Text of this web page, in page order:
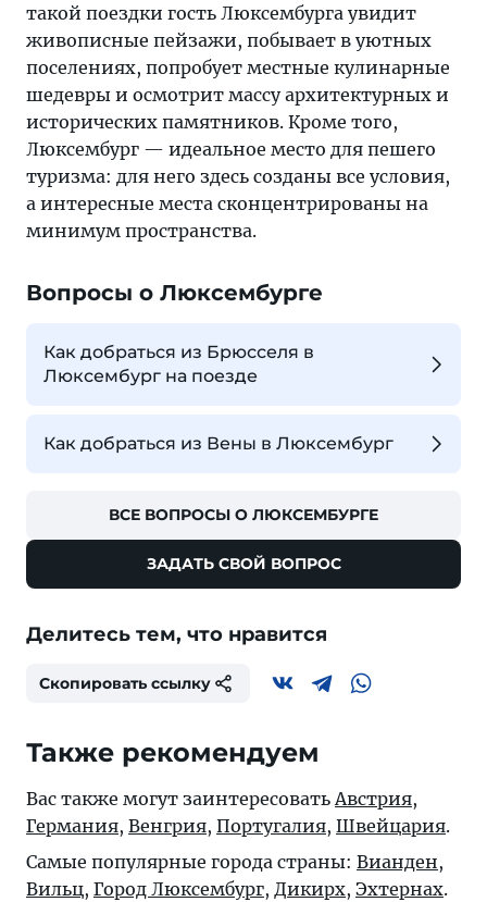
такой поездки гость Люксембурга увидит
живописные пейзажи, побывает в уютных
поселениях, попробует местные кулинарные
шедевры и осмотрит массу архитектурных и
исторических памятников. Кроме того,
Люксембург — идеальное место для пешего
туризма: для него здесь созданы все условия,
а интересные места сконцентрированы на
минимум пространства.
Вопросы о Люксембурге
Как добраться из Брюсселя в
Люксембург на поезде
Как добраться из Вены в Люксембург
ВСЕ ВОПРОСЫ О ЛЮКСЕМБУРГЕ
ЗАДАТЬ СВОЙ ВОПРОС
Делитесь тем, что нравится
Скопировать ссылку
Также рекомендуем
Вас также могут заинтересоватьАвстрия,
Германия, Венгрия, Португалия, Швейцария.
Самые популярные города страны: Вианден,
Вильц, Город Люксембург, Дикирх, Эхтернах.